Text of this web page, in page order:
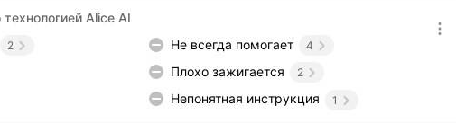
Alice AI
2 Не всегда помогает 4
Плохо зажигается 2
Непонятная инструкция 1